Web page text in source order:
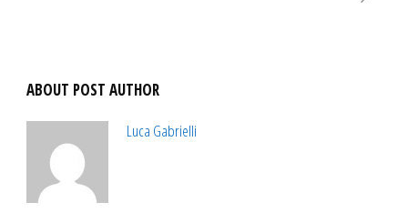
ABOUT POST AUTHOR
Luca Gabrielli